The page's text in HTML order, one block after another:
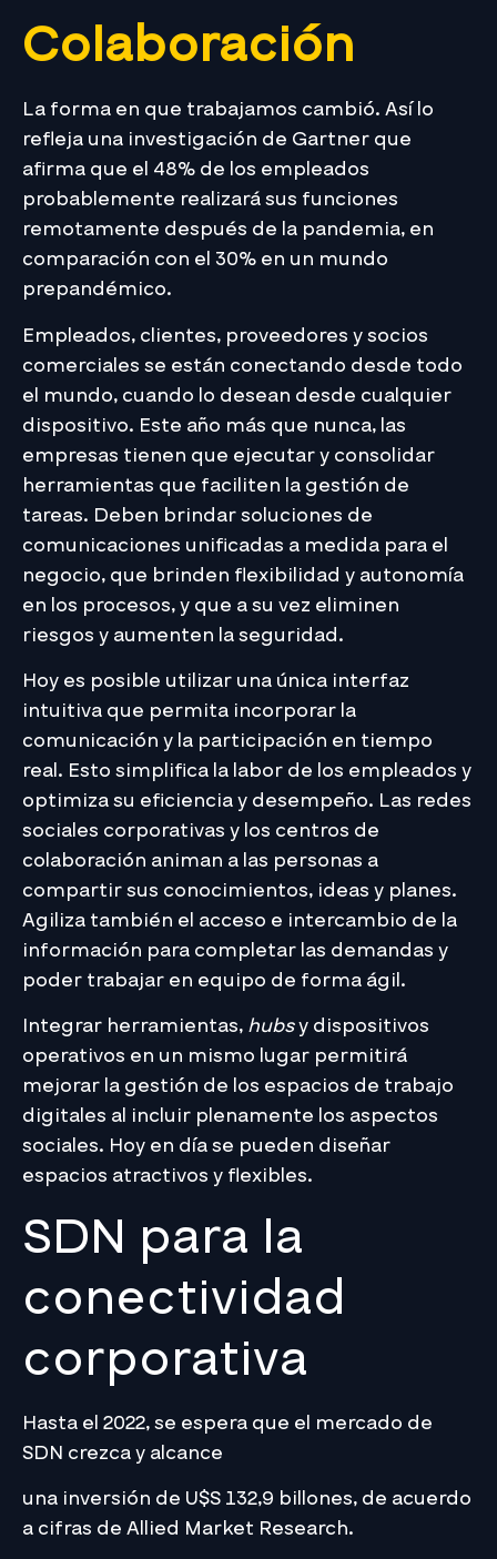
Colaboración
La forma en que trabajamos cambió. Así lo
refleja una investigación de Gartner que
afirma que el 48% de los empleados
probablemente realizará sus funciones
remotamente después de la pandemia, en
comparación con el 30% en un mundo
prepandémico.
Empleados, clientes, proveedores y socios
comerciales se están conectando desde todo
el mundo, cuando lo desean desde cualquier
dispositivo. Este año más que nunca, las
empresas tienen que ejecutar y consolidar
herramientas que faciliten la gestión de
tareas. Deben brindar soluciones de
comunicaciones unificadas a medida para el
negocio, que brinden flexibilidad y autonomía
en los procesos, y que a su vez eliminen
riesgos y aumenten la seguridad.
Hoy es posible utilizar una única interfaz
intuitiva que permita incorporar la
comunicación y la participación en tiempo
real. Esto simplifica la labor de los empleados y
optimiza su eficiencia y desempeño. Las redes
sociales corporativas y los centros de
colaboración animan a las personas a
compartir sus conocimientos, ideas y planes.
Agiliza también el acceso e intercambio de la
información para completar las demandas y
poder trabajar en equipo de forma ágil.
Integrar herramientas, hubsy dispositivos
operativos en un mismo lugar permitirá
mejorar la gestión de los espacios de trabajo
digitales al incluir plenamente los aspectos
sociales. Hoy en día se pueden diseñar
espacios atractivos y flexibles.
SDN para la
conectividad
corporativa
Hasta el 2022, se espera que el mercado de
SDN crezca y alcance
una inversión de U$S 132,9 billones, de acuerdo
a cifras de Allied Market Research.